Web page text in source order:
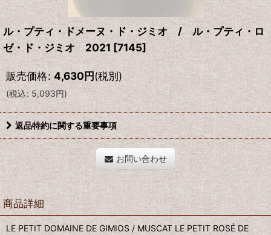
ル・プティ・ドメーヌ・ド・ジミオ / ル・プティ・ロ
ゼ・ド・ジミオ 2021 [7145]
販売価格: 4,630円(税別)
(税込: 5,093円)
返品特約に関する重要事項
お問い合わせ
商品詳細
LE PETIT DOMAINE DE GIMIOS / MUSCAT LE PETIT ROSÉ DE